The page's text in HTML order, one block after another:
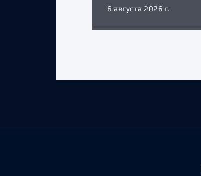
6 августа 2026 г.